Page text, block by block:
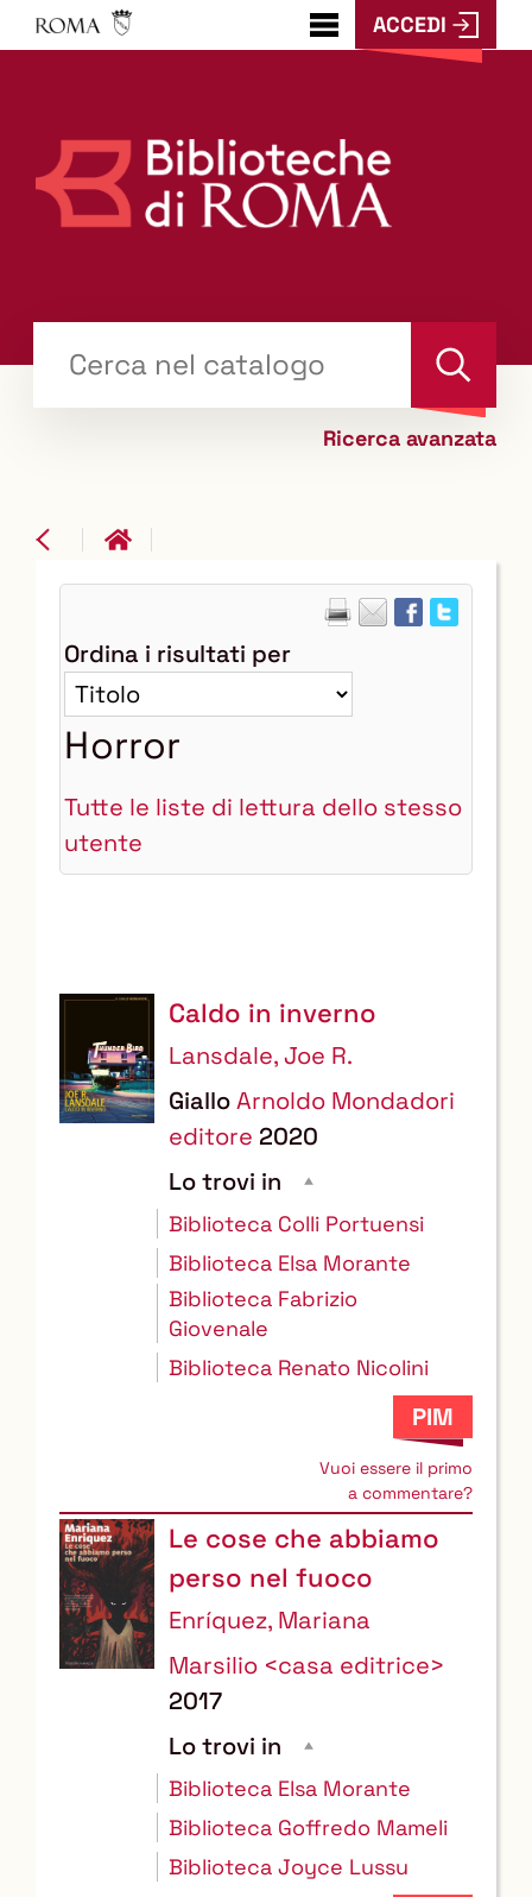
???
menu.button???
ACCEDI
il tuo libro "Catalogo"
Cerca
Ricerca avanzata
Ordina i risultati per
Horror
Tutte le liste di lettura dello stesso
utente
Caldo in inverno
Lansdale, Joe R.
GialloArnoldo Mondadori
editore 2020
Lo trovi in
Biblioteca Colli Portuensi
Biblioteca Elsa Morante
Biblioteca Fabrizio
Giovenale
Biblioteca Renato Nicolini
Vuoi essere il primo
a commentare?
Le cose che abbiamo
perso nel fuoco
Enríquez, Mariana
Marsilio <casa editrice>
2017
Lo trovi in
Biblioteca Elsa Morante
Biblioteca Goffredo Mameli
Biblioteca Joyce Lussu